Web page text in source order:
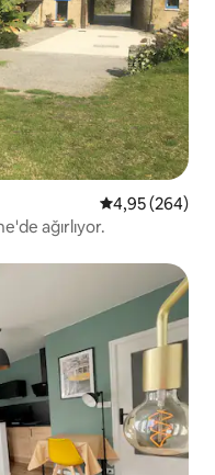
5 üzerinden
4,95 (264)
ağırlıyor.